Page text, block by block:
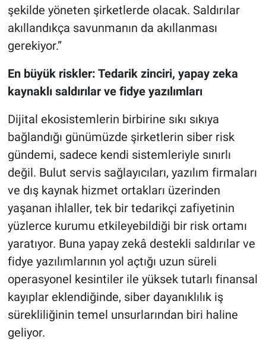
şekilde yöneten şirketlerde olacak. Saldırılar
akıllandıkça savunmanın da akıllanması
gerekiyor.”
En büyük riskler: Tedarik zinciri, yapay zeka
kaynaklı saldırılar ve fidye yazılımları
Dijital ekosistemlerin birbirine sıkı sıkıya
bağlandığı günümüzde şirketlerin siber risk
gündemi, sadece kendi sistemleriyle sınırlı
değil. Bulut servis sağlayıcıları, yazılım firmaları
ve dış kaynak hizmet ortakları üzerinden
yaşanan ihlaller, tek bir tedarikçi zafiyetinin
yüzlerce kurumu etkileyebildiği bir risk ortamı
yaratıyor. Buna yapay zekâ destekli saldırılar ve
fidye yazılımlarının yol açtığı uzun süreli
operasyonel kesintiler ile yüksek tutarlı finansal
kayıplar eklendiğinde, siber dayanıklılık iş
sürekliliğinin temel unsurlarından biri haline
geliyor.